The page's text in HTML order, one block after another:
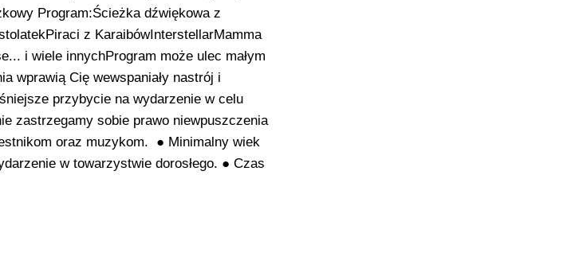
Program:Ścieżka dźwiękowa z
z KaraibówInterstellarMamma
i wiele innychProgram może ulec małym
wprawią Cię wewspaniały nastrój i
przybycie na wydarzenie w celu
zastrzegamy sobie prawo niewpuszczenia
oraz muzykom. ● Minimalny wiek
w towarzystwie dorosłego. ● Czas